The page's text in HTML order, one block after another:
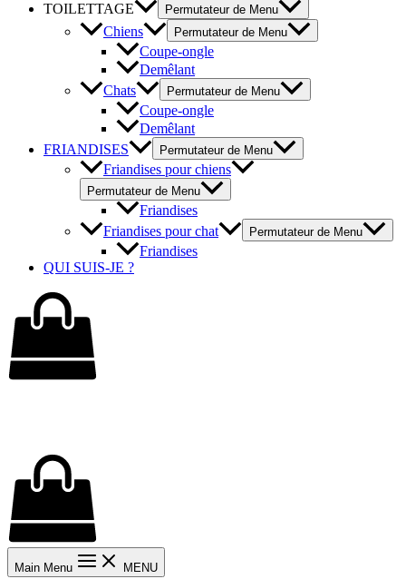
TOILETTAGE
Permutateur de Menu
Chiens Permutateur de Menu
Coupe-ongle
Demêlant
Chats
Permutateur de Menu
Coupe-ongle
Demêlant
FRIANDISES
Permutateur de Menu
Friandises pour chiens
Permutateur de Menu
Friandises
Friandises pour chat
Permutateur de Menu
Friandises
QUI SUIS-JE ?
Main Menu MENU